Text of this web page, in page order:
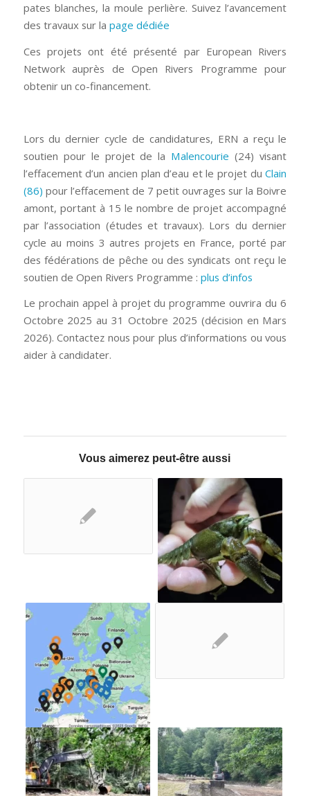
pates blanches, la moule perlière. Suivez l’avancement
des travaux sur la page dédiée
Ces projets ont été présenté par European Rivers
Network auprès de Open Rivers Programme pour
obtenir un co-financement.
Lors du dernier cycle de candidatures, ERN a reçu le
soutien pour le projet de la Malencourie (24) visant
l’effacement d’un ancien plan d’eau et le projet duClain
(86) pour l’effacement de 7 petit ouvrages sur la Boivre
amont, portant à 15 le nombre de projet accompagné
par l’association (études et travaux). Lors du dernier
cycle au moins 3 autres projets en France, porté par
des fédérations de pêche ou des syndicats ont reçu le
soutien de Open Rivers Programme : plus d’infos
Le prochain appel à projet du programme ouvrira du 6
Octobre 2025 au 31 Octobre 2025 (décision en Mars
2026). Contactez nous pour plus d’informations ou vous
aider à candidater.
Vous aimerez peut-être aussi